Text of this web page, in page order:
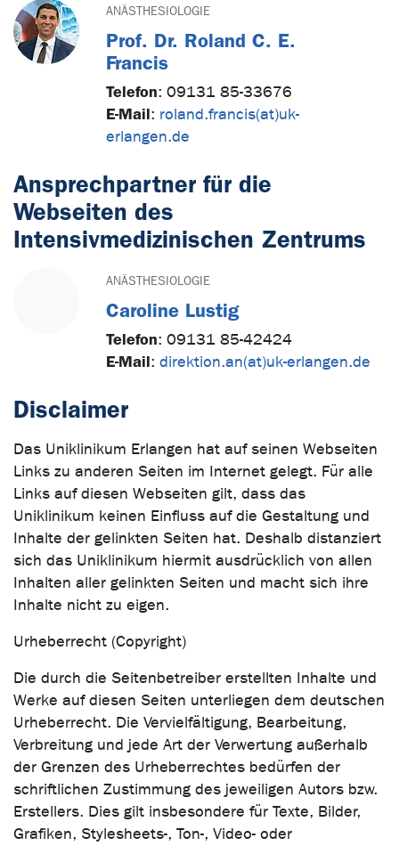
ANÄSTHESIOLOGIE
Prof. Dr. Roland C. E.
Francis
Telefon: 09131 85-33676
E-Mail: roland.francis(at)uk-
erlangen.de
Ansprechpartner für die
Webseiten des
Intensivmedizinischen Zentrums
ANÄSTHESIOLOGIE
Caroline Lustig
Telefon: 09131 85-42424
E-Mail: direktion.an(at)uk-erlangen.de
Disclaimer
Das Uniklinikum Erlangen hat auf seinen Webseiten
Links zu anderen Seiten im Internet gelegt. Für alle
Links auf diesen Webseiten gilt, dass das
Uniklinikum keinen Einfluss auf die Gestaltung und
Inhalte der gelinkten Seiten hat. Deshalb distanziert
sich das Uniklinikum hiermit ausdrücklich von allen
Inhalten aller gelinkten Seiten und macht sich ihre
Inhalte nicht zu eigen.
Urheberrecht (Copyright)
Die durch die Seitenbetreiber erstellten Inhalte und
Werke auf diesen Seiten unterliegen dem deutschen
Urheberrecht. Die Vervielfältigung, Bearbeitung,
Verbreitung und jede Art der Verwertung außerhalb
der Grenzen des Urheberrechtes bedürfen der
schriftlichen Zustimmung des jeweiligen Autors bzw.
Erstellers. Dies gilt insbesondere für Texte, Bilder,
Grafiken, Stylesheets-, Ton-, Video- oder